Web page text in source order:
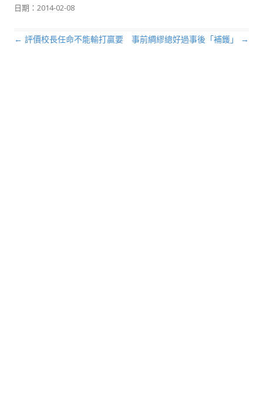
日期： 2014-02-08
文章導航列
← 評價校長任命不能輸打贏要 事前綢繆總好過事後「補鑊」 →